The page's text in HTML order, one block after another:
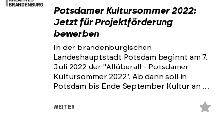
Potsdamer Kultursommer 2022:
Jetzt für Projektförderung
bewerben
In der brandenburgischen
Landeshauptstadt Potsdam beginnt am 7.
Juli 2022 der "Allüberall - Potsdamer
Kultursommer 2022". Ab dann soll in
Potsdam bis Ende September Kultur an …
WEITER